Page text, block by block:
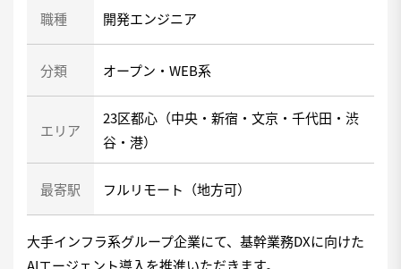
職種 開発エンジニア
分類 オープン・WEB系
エリア
23区都心（中央・新宿・文京・千代田・渋
谷・港）
最寄駅 フルリモート（地方可）
大手インフラ系グループ企業にて、基幹業務DXに向けた
AIエージェント導入を推進いただきます。